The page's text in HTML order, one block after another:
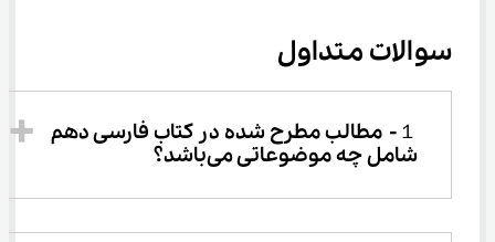
سوالات متداول
１-	مطالب مطرح شده در کتاب فارسی دهم
شامل چه موضوعاتی می‌باشد؟